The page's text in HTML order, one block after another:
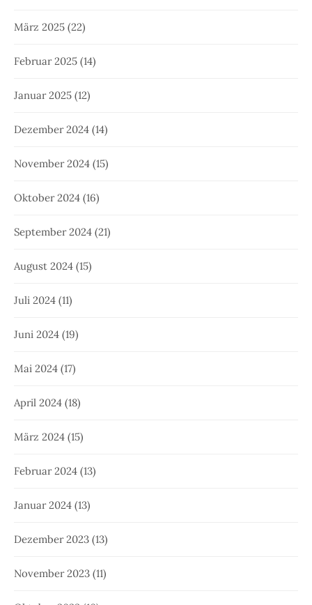
März 2025 (22)
Februar 2025 (14)
Januar 2025 (12)
Dezember 2024 (14)
November 2024 (15)
Oktober 2024 (16)
September 2024 (21)
August 2024 (15)
Juli 2024 (11)
Juni 2024 (19)
Mai 2024 (17)
April 2024 (18)
März 2024 (15)
Februar 2024 (13)
Januar 2024 (13)
Dezember 2023 (13)
November 2023 (11)